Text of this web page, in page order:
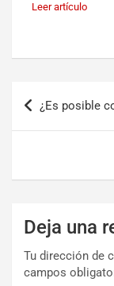
Leer artículo
¿Es posible
Deja una
Tu dirección de
campos